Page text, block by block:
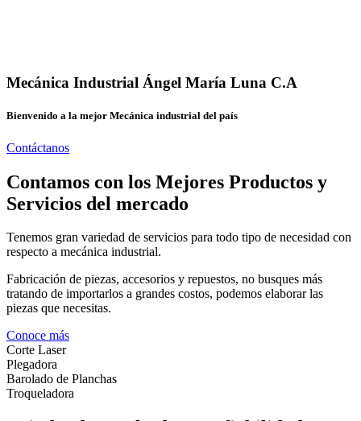
Mecánica Industrial Ángel María Luna C.A
Bienvenido a la mejor Mecánica industrial del país
Contáctanos
Contamos con los Mejores Productos y
Servicios del mercado
Tenemos gran variedad de servicios para todo tipo de necesidad con
respecto a mecánica industrial.
Fabricación de piezas, accesorios y repuestos, no busques más
tratando de importarlos a grandes costos, podemos elaborar las
piezas que necesitas.
Conoce más
Corte Laser
Plegadora
Barolado de Planchas
Troqueladora